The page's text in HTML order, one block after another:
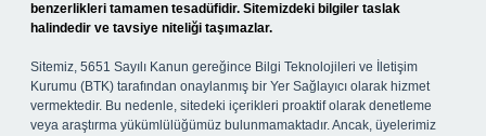
benzerlikleri tamamen tesadüfidir. Sitemizdeki bilgiler taslak
halindedir ve tavsiye niteliği taşımazlar.
Sitemiz, 5651 Sayılı Kanun gereğince Bilgi Teknolojileri ve İletişim
Kurumu (BTK) tarafından onaylanmış bir Yer Sağlayıcı olarak hizmet
vermektedir. Bu nedenle, sitedeki içerikleri proaktif olarak denetleme
veya araştırma yükümlülüğümüz bulunmamaktadır. Ancak, üyelerimiz